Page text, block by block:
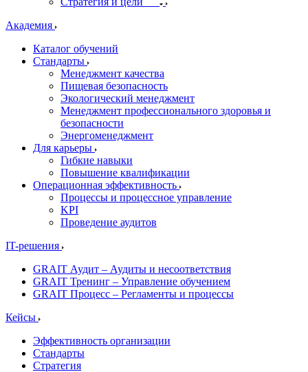
Академия
Каталог обучений
Стандарты
Менеджмент качества
Пищевая безопасность
Экологический менеджмент
Менеджмент профессионального здоровья и
безопасности
Энергоменеджмент
Для карьеры
Гибкие навыки
Повышение квалификации
Операционная эффективность
Процессы и процессное управление
KPI
Проведение аудитов
IT-решения
GRAIT Аудит – Аудиты и несоответствия
GRAIT Тренинг – Управление обучением
GRAIT Процесс – Регламенты и процессы
Кейсы
Эффективность организации
Стандарты
Стратегия